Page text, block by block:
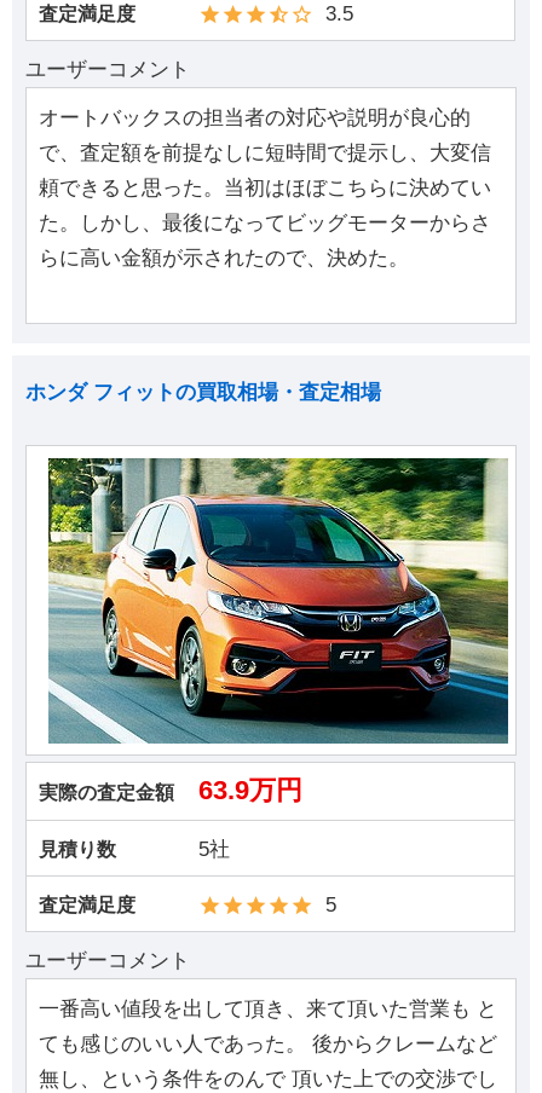
査定満足度 3.5
ユーザーコメント
オートバックスの担当者の対応や説明が良心的
で、査定額を前提なしに短時間で提示し、大変信
頼できると思った。当初はほぼこちらに決めてい
た。しかし、最後になってビッグモーターからさ
らに高い金額が示されたので、決めた。
ホンダ フィットの買取相場・査定相場
実際の査定金額 63.9万円
見積り数 5社
査定満足度 5
ユーザーコメント
一番高い値段を出して頂き、来て頂いた営業も と
ても感じのいい人であった。 後からクレームなど
無し、という条件をのんで 頂いた上での交渉でし